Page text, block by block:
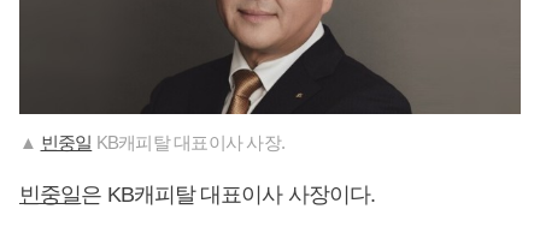
▲ 빈중일 KB캐피탈 대표이사 사장.
빈중일은 KB캐피탈 대표이사 사장이다.